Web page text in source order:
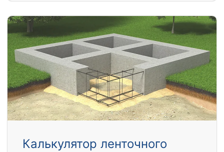
Калькулятор ленточного